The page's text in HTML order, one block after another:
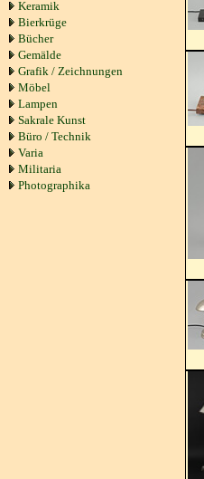
Keramik
Bierkrüge
Bücher
Gemälde
Grafik / Zeichnungen
Möbel
Lampen
Sakrale Kunst
Büro / Technik
Varia
Militaria
Photographika